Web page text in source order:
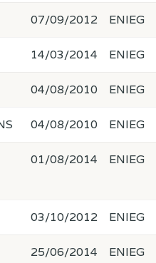
07/09/2012 ENIEG
14/03/2014 ENIEG
04/08/2010 ENIEG
04/08/2010 ENIEG
01/08/2014 ENIEG
03/10/2012 ENIEG
25/06/2014 ENIEG